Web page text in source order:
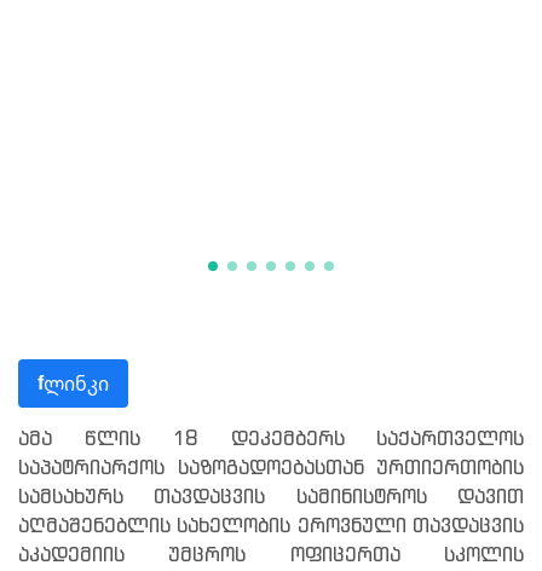
fლინკი
ამა წლის 18 დეკემბერს საქართველოს
საპატრიარქოს საზოგადოებასთან ურთიერთობის
სამსახურს თავდაცვის სამინისტროს დავით
აღმაშენებლის სახელობის ეროვნული თავდაცვის
აკადემიის უმცროს ოფიცერთა სკოლის